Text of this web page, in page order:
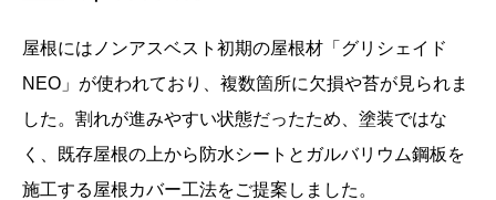
屋根にはノンアスベスト初期の屋根材「グリシェイド
NEO」が使われており、複数箇所に欠損や苔が見られま
した。割れが進みやすい状態だったため、塗装ではな
く、既存屋根の上から防水シートとガルバリウム鋼板を
施工する屋根カバー工法をご提案しました。